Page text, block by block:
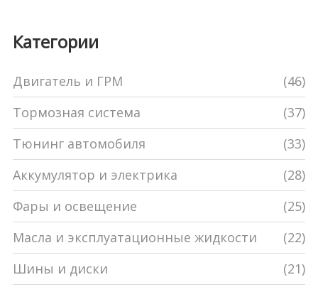
Категории
Двигатель и ГРМ
(46)
Тормозная система
(37)
Тюнинг автомобиля
(33)
Аккумулятор и электрика
(28)
Фары и освещение
(25)
Масла и эксплуатационные жидкости
(22)
Шины и диски
(21)